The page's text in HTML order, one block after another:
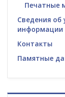
Печатные
Сведения об
информации
Контакты
Памятные